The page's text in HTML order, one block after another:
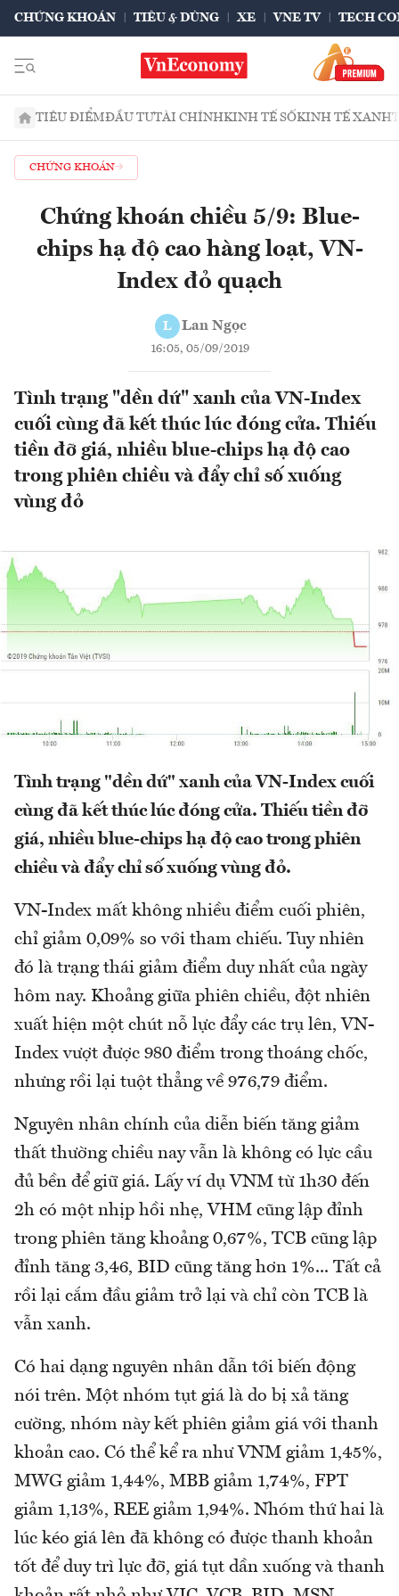
CHỨNG KHOÁN TIÊU & DÙNG XE VNE TV TECH
TIÊU ĐIỂMĐẦU TƯTÀI CHÍNHKINH TẾ SỐKINH TẾ XANH
CHỨNG KHOÁN
Chứng khoán chiều 5/9: Blue-
chips hạ độ cao hàng loạt, VN-
Index đỏ quạch
L Lan Ngọc
16:05, 05/09/2019
Tình trạng "dền dứ" xanh của VN-Index
cuối cùng đã kết thúc lúc đóng cửa. Thiếu
tiền đỡ giá, nhiều blue-chips hạ độ cao
trong phiên chiều và đẩy chỉ số xuống
vùng đỏ
Tình trạng "dền dứ" xanh của VN-Index cuối
cùng đã kết thúc lúc đóng cửa. Thiếu tiền đỡ
giá, nhiều blue-chips hạ độ cao trong phiên
chiều và đẩy chỉ số xuống vùng đỏ.
VN-Index mất không nhiều điểm cuối phiên,
chỉ giảm 0,09% so với tham chiếu. Tuy nhiên
đó là trạng thái giảm điểm duy nhất của ngày
hôm nay. Khoảng giữa phiên chiều, đột nhiên
xuất hiện một chút nỗ lực đẩy các trụ lên, VN-
Index vượt được 980 điểm trong thoáng chốc,
nhưng rồi lại tuột thẳng về 976,79 điểm.
Nguyên nhân chính của diễn biến tăng giảm
thất thường chiều nay vẫn là không có lực cầu
đủ bền để giữ giá. Lấy ví dụ VNM từ 1h30 đến
2h có một nhịp hồi nhẹ, VHM cũng lập đỉnh
trong phiên tăng khoảng 0,67%, TCB cũng lập
đỉnh tăng 3,46, BID cũng tăng hơn 1%... Tất cả
rồi lại cắm đầu giảm trở lại và chỉ còn TCB là
vẫn xanh.
Có hai dạng nguyên nhân dẫn tới biến động
nói trên. Một nhóm tụt giá là do bị xả tăng
cường, nhóm này kết phiên giảm giá với thanh
khoản cao. Có thể kể ra như VNM giảm 1,45%,
MWG giảm 1,44%, MBB giảm 1,74%, FPT
giảm 1,13%, REE giảm 1,94%. Nhóm thứ hai là
lúc kéo giá lên đã không có được thanh khoản
tốt để duy trì lực đỡ, giá tụt dần xuống và thanh